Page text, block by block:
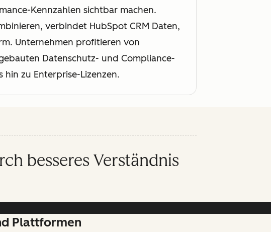
Kennzahlen sichtbar machen.
verbindet HubSpot CRM Daten,
Unternehmen profitieren von
Datenschutz- und Compliance-
hin zu Enterprise-Lizenzen.
besseres Verständnis
Plattformen